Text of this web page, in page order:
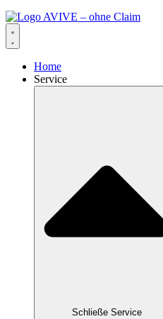
Home
Service
Schließe Service